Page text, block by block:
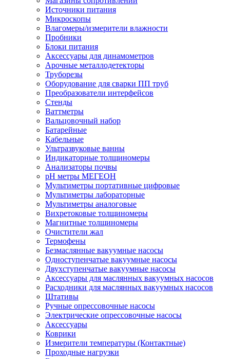
Источники питания
Микроскопы
Влагомеры/измерители влажности
Пробники
Блоки питания
Аксессуары для динамометров
Арочные металлодетекторы
Труборезы
Оборудование для сварки ПП труб
Преобразователи интерфейсов
Стенды
Ваттметры
Вальцовочный набор
Батарейные
Кабельные
Ультразвуковые ванны
Индикаторные толщиномеры
Анализаторы почвы
рН метры МЕГЕОН
Мультиметры портативные цифровые
Мультиметры лабораторные
Мультиметры аналоговые
Вихретоковые толщиномеры
Магнитные толщиномеры
Очистители жал
Термофены
Безмаслянные вакуумные насосы
Одноступенчатые вакуумные насосы
Двухступенчатые вакуумные насосы
Аксессуары для маслянных вакуумных насосов
Расходники для маслянных вакуумных насосов
Штативы
Ручные опрессовочные насосы
Электрические опрессовочные насосы
Аксессуары
Коврики
Измерители температуры (Контактные)
Проходные нагрузки